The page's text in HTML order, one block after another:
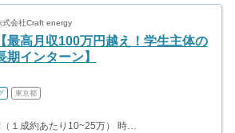
式会社Craft energy
【最高月収100万円越え！学生主体の
期インターン】
東京都
フルコミッション制（１成約あたり10~25万） 時給換算で（2000円〜2500円）程度が目安となります。 月100万を稼ぐ学生多数在籍しています。 ■収入例 〇入社1か月目（早稲田大学2年生） 役職：アポインター 月間1契約×10万円＝10万円 ＋交通費 〇入社3か月目（明治大学2年生） 役職：アポインター 月間2契約×13万円＝26万円 ＋交通費 〇入社6か月目（慶應義塾大学3年生） 役職：アポインター 月間5契約×15万円＝75万円 ＋交通費 〇入社15か月目（東京大学3年生） 役職：クローザー 月間3契約×25万=75万円 ＋交通費 交通費支給あり